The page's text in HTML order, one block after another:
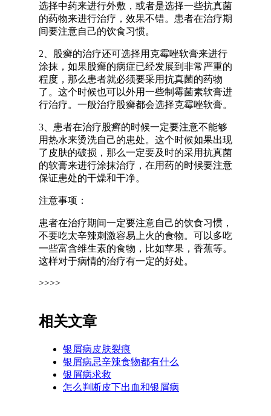
选择中药来进行外敷，或者是选择一些抗真菌
的药物来进行治疗，效果不错。患者在治疗期
间要注意自己的饮食习惯。
2、股癣的治疗还可选择用克霉唑软膏来进行
涂抹，如果股癣的病症已经发展到非常严重的
程度，那么患者就必须要采用抗真菌的药物
了。这个时候也可以外用一些制霉菌素软膏进
行治疗。一般治疗股癣都会选择克霉唑软膏。
3、患者在治疗股癣的时候一定要注意不能够
用热水来烫洗自己的患处。这个时候如果出现
了皮肤的破损，那么一定要及时的采用抗真菌
的软膏来进行涂抹治疗，在用药的时候要注意
保证患处的干燥和干净。
注意事项：
患者在治疗期间一定要注意自己的饮食习惯，
不要吃太辛辣刺激容易上火的食物。可以多吃
一些富含维生素的食物，比如苹果，香蕉等。
这样对于病情的治疗有一定的好处。
>>>>
相关文章
银屑病皮肤裂痕
银屑病忌辛辣食物都有什么
银屑病求救
怎么判断皮下出血和银屑病